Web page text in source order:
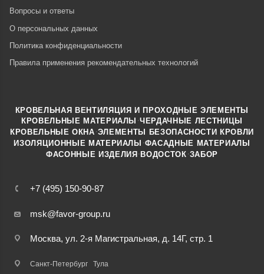
Вопросы и ответы
О персональных данных
Политика конфиденциальности
Правила применения рекомендательных технологий
+7 (495) 150-90-87
msk@favor-group.ru
Москва, ул. 2-я Магистральная, д. 14Г, стр. 1
Санкт-Петербург Тула
КРОВЕЛЬНАЯ ВЕНТИЛЯЦИЯ И ПРОХОДНЫЕ ЭЛЕМЕНТЫ
КРОВЕЛЬНЫЕ МАТЕРИАЛЫ ·ЧЕРДАЧНЫЕ ЛЕСТНИЦЫ
КРОВЕЛЬНЫЕ ОКНА ·ЭЛЕМЕНТЫ БЕЗОПАСНОСТИ КРОВЛИ
ИЗОЛЯЦИОННЫЕ МАТЕРИАЛЫ ·ФАСАДНЫЕ МАТЕРИАЛЫ
ФАСОННЫЕ ИЗДЕЛИЯ ·ВОДОСТОК ·ЗАБОР